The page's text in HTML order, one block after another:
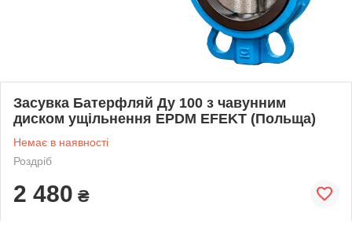
Засувка Батерфляй Ду 100 з чавунним
диском ущільнення EPDM EFEKT (Польща)
Немає в наявності
Роздріб
2 480 ₴